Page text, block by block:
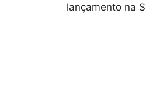
lançamento na